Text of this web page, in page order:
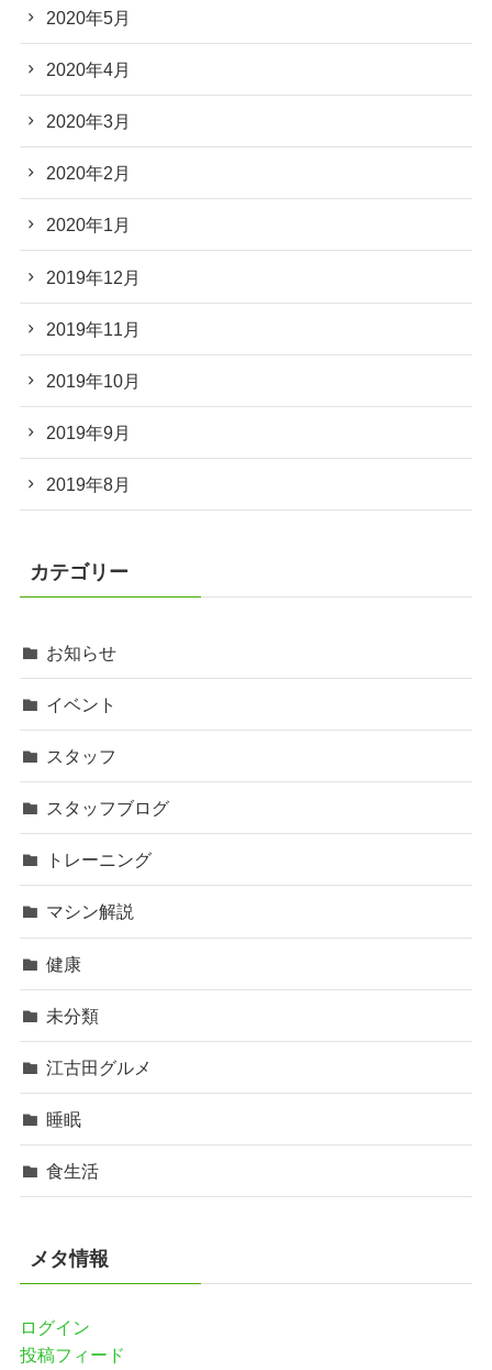
2020年5月
2020年4月
2020年3月
2020年2月
2020年1月
2019年12月
2019年11月
2019年10月
2019年9月
2019年8月
カテゴリー
お知らせ
イベント
スタッフ
スタッフブログ
トレーニング
マシン解説
健康
未分類
江古田グルメ
睡眠
食生活
メタ情報
ログイン
投稿フィード